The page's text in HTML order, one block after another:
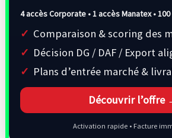
4 accès Corporate • 1 accès Manatex •
Comparaison & scoring des
Décision DG / DAF / Export
Plans d’entrée marché &
Découvrir l’offre
Activation rapide • Facture